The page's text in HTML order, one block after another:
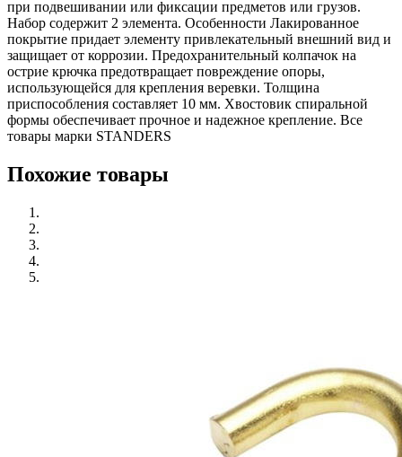
при подвешивании или фиксации предметов или грузов.
Набор содержит 2 элемента. Особенности Лакированное
покрытие придает элементу привлекательный внешний вид и
защищает от коррозии. Предохранительный колпачок на
острие крючка предотвращает повреждение опоры,
использующейся для крепления веревки. Толщина
приспособления составляет 10 мм. Хвостовик спиральной
формы обеспечивает прочное и надежное крепление. Все
товары марки STANDERS
Похожие товары